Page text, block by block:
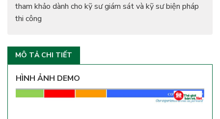
tham khảo dành cho kỹ sư giám sát và kỹ sư biện pháp
thi công
MÔ TẢ CHI TIẾT
HÌNH ẢNH DEMO